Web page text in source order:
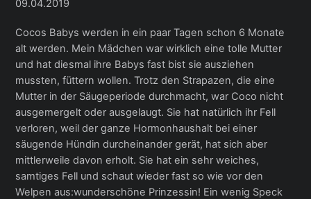
09.04.2019
Cocos Babys werden in ein paar Tagen schon 6 Monate
alt werden. Mein Mädchen war wirklich eine tolle Mutter
und hat diesmal ihre Babys fast bist sie ausziehen
mussten, füttern wollen. Trotz den Strapazen, die eine
Mutter in der Säugeperiode durchmacht, war Coco nicht
ausgemergelt oder ausgelaugt. Sie hat natürlich ihr Fell
verloren, weil der ganze Hormonhaushalt bei einer
säugende Hündin durcheinander gerät, hat sich aber
mittlerweile davon erholt. Sie hat ein sehr weiches,
samtiges Fell und schaut wieder fast so wie vor den
Welpen aus:wunderschöne Prinzessin! Ein wenig Speck